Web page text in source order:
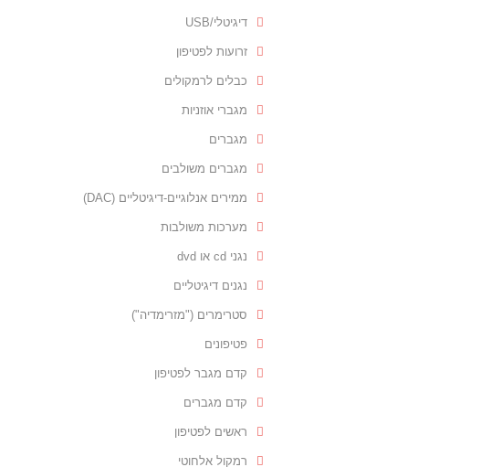
דיגיטלי/USB
זרועות לפטיפון
כבלים לרמקולים
מגברי אוזניות
מגברים
מגברים משולבים
ממירים אנלוגיים-דיגיטליים (DAC)
מערכות משולבות
נגני cd או dvd
נגנים דיגיטליים
סטרימרים ("מזרימדיה")
פטיפונים
קדם מגבר לפטיפון
קדם מגברים
ראשים לפטיפון
רמקול אלחוטי